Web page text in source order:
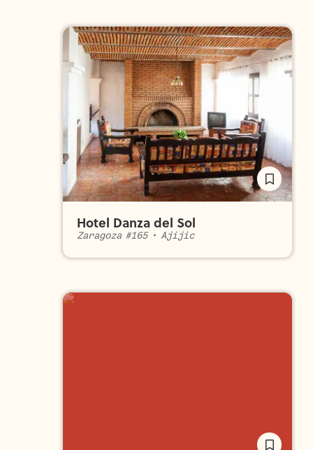
Hotel Danza del Sol
Zaragoza #165• Ajijic